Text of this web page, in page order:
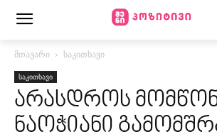
მთავარი საკითხავი
საკითხავი
არასდროს
ნაოჭიანი